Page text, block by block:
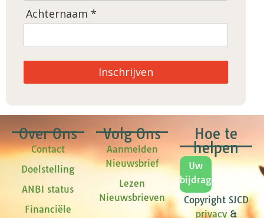
Achternaam *
Inschrijven
Over Ons
Contact
Doelstelling
ANBI status
Financiële
Volg Ons
Aanmelden
Nieuwsbrief
Lezen
Nieuwsbrieven
Hoe te
helpen
Uw
bijdrage
Copyright SJCD
privacy&